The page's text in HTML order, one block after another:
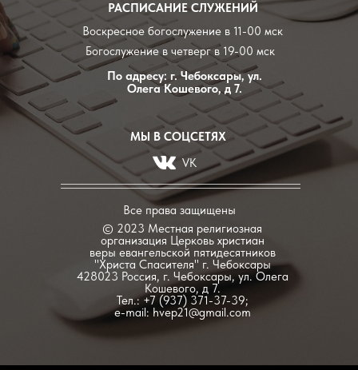
РАСПИСАНИЕ СЛУЖЕНИЙ
Воскресное богослужение в 11-00 мск
Богослужение в четверг в 19-00 мск
По адресу: г. Чебоксары, ул.
Олега Кошевого, д 7.
© 2023 Местная религиозная
организация Церковь христиан
веры евангельской пятидесятников
"Христа Спасителя" г. Чебоксары
428023 Россия, г. Чебоксары, ул. Олега
Кошевого, д 7.
Тел.: +7 (937) 371-37-39;
e-mail: hvep21@gmail.com
Все права защищены
МЫ В СОЦСЕТЯХ
VK